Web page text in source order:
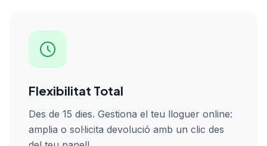
Flexibilitat Total
Des de 15 dies. Gestiona el teu lloguer online:
amplia o sol·licita devolució amb un clic des